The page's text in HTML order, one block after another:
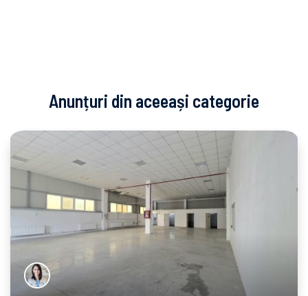
Anunțuri din aceeași categorie